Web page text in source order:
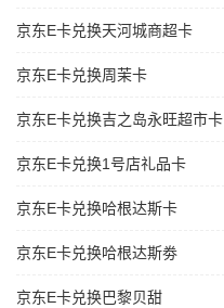
京东E卡兑换天河城商超卡
京东E卡兑换周茉卡
京东E卡兑换吉之岛永旺超市卡
京东E卡兑换1号店礼品卡
京东E卡兑换哈根达斯卡
京东E卡兑换哈根达斯劵
京东E卡兑换巴黎贝甜